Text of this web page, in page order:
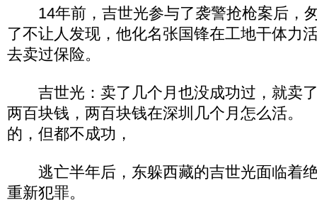
14年前，吉世光参与了袭警抢枪案后，
了不让人发现，他化名张国锋在工地干体力
去卖过保险。
吉世光：卖了几个月也没成功过，就卖
两百块钱，两百块钱在深圳几个月怎么活。
的，但都不成功，
逃亡半年后，东躲西藏的吉世光面临着
重新犯罪。